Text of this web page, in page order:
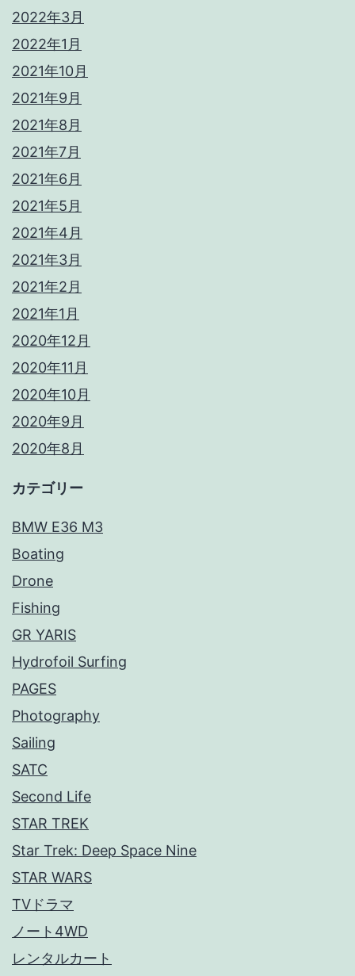
2022年3月
2022年1月
2021年10月
2021年9月
2021年8月
2021年7月
2021年6月
2021年5月
2021年4月
2021年3月
2021年2月
2021年1月
2020年12月
2020年11月
2020年10月
2020年9月
2020年8月
カテゴリー
BMW E36 M3
Boating
Drone
Fishing
GR YARIS
Hydrofoil Surfing
PAGES
Photography
Sailing
SATC
Second Life
STAR TREK
Star Trek: Deep Space Nine
STAR WARS
TVドラマ
ノート4WD
レンタルカート